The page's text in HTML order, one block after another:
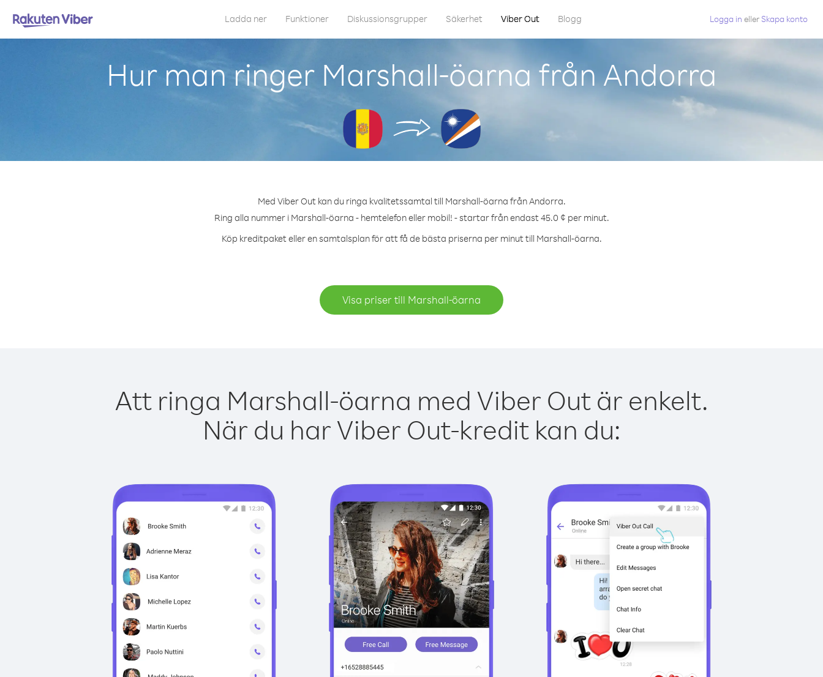
Ladda ner Funktioner Diskussionsgrupper Säkerhet Viber Out Blogg Logga in eller Skapa konto
Hur man ringer Marshall-öarna från Andorra
Med Viber Out kan du ringa kvalitetssamtal till Marshall-öarna från Andorra.
Ring alla nummer i Marshall-öarna - hemtelefon eller mobil! - startar från endast 45.0 ¢ per minut.
Köp kreditpaket eller en samtalsplan för att få de bästa priserna per minut till Marshall-öarna.
Visa priser till Marshall-öarna
Att ringa Marshall-öarna med Viber Out är enkelt.
När du har Viber Out-kredit kan du: